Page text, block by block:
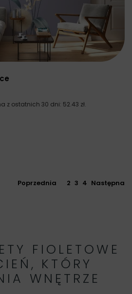
z ostatnich 30 dni: 52.43 zł.
Poprzednia 2 3 4 Następna
FIOLETOWE
KTÓRY
WNĘTRZE